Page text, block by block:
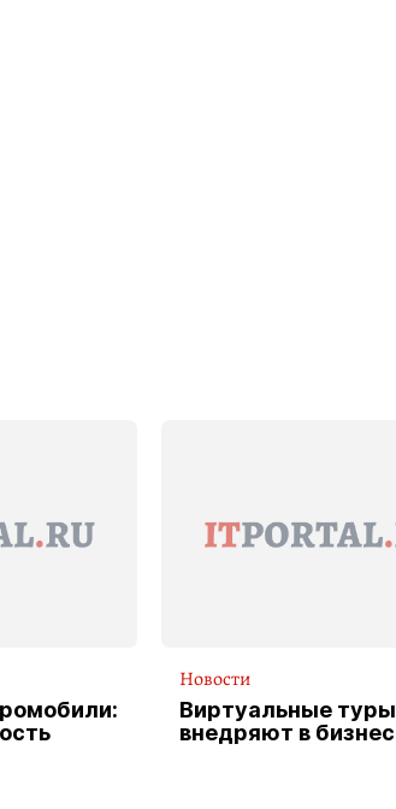
Новости
Виртуальные туры
внедряют в бизнес